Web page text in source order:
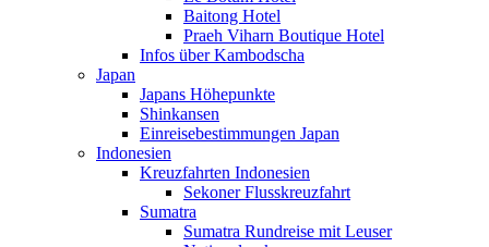
Baitong Hotel
Praeh Viharn Boutique Hotel
Infos über Kambodscha
Japan
Japans Höhepunkte
Shinkansen
Einreisebestimmungen Japan
Indonesien
Kreuzfahrten Indonesien
Sekoner Flusskreuzfahrt
Sumatra
Sumatra Rundreise mit Leuser